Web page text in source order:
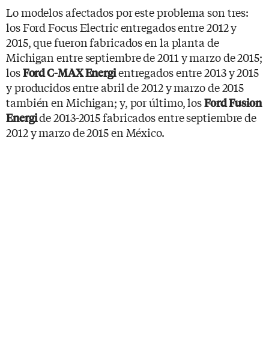
Lo modelos afectados por este problema son tres:
los Ford Focus Electric entregados entre 2012 y
2015, que fueron fabricados en la planta de
Michigan entre septiembre de 2011 y marzo de 2015;
losFord C-MAX Energientregados entre 2013 y 2015
y producidos entre abril de 2012 y marzo de 2015
también en Michigan; y, por último, losFord Fusion
Energide 2013-2015 fabricados entre septiembre de
2012 y marzo de 2015 en México.